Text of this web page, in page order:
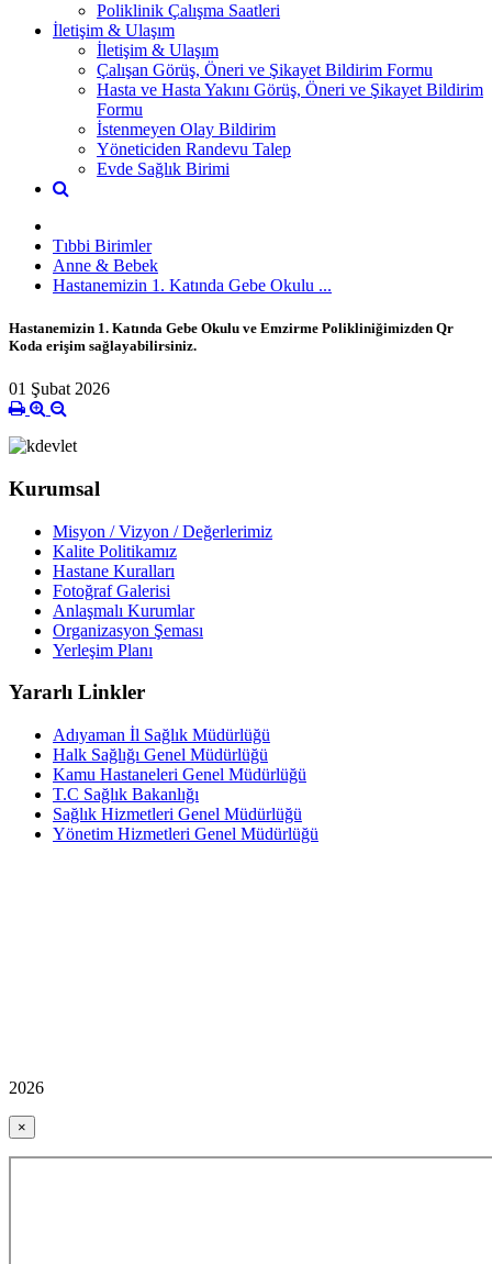
Poliklinik Çalışma Saatleri
İletişim & Ulaşım
İletişim & Ulaşım
Çalışan Görüş, Öneri ve Şikayet Bildirim Formu
Hasta ve Hasta Yakını Görüş, Öneri ve Şikayet Bildirim
Formu
İstenmeyen Olay Bildirim
Yöneticiden Randevu Talep
Evde Sağlık Birimi
Tıbbi Birimler
Anne & Bebek
Hastanemizin 1. Katında Gebe Okulu ...
Hastanemizin 1. Katında Gebe Okulu ve Emzirme Polikliniğimizden Qr
Koda erişim sağlayabilirsiniz.
01 Şubat 2026
Kurumsal
Misyon / Vizyon / Değerlerimiz
Kalite Politikamız
Hastane Kuralları
Fotoğraf Galerisi
Anlaşmalı Kurumlar
Organizasyon Şeması
Yerleşim Planı
Yararlı Linkler
Adıyaman İl Sağlık Müdürlüğü
Halk Sağlığı Genel Müdürlüğü
Kamu Hastaneleri Genel Müdürlüğü
T.C Sağlık Bakanlığı
Sağlık Hizmetleri Genel Müdürlüğü
Yönetim Hizmetleri Genel Müdürlüğü
2026
×